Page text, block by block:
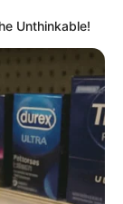
Unthinkable!